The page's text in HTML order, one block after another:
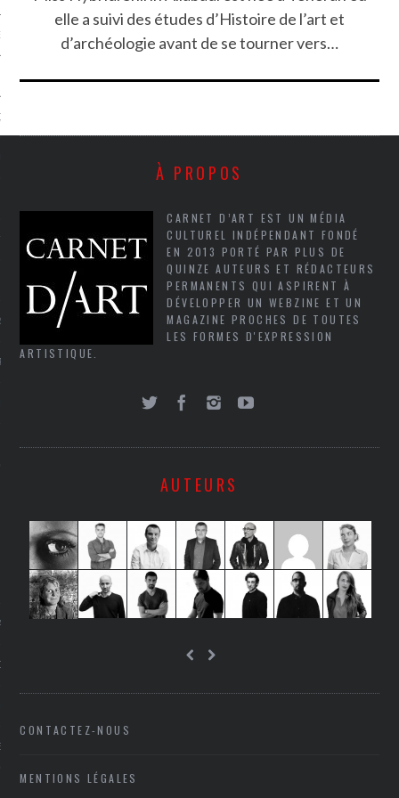
EN VOD
CARAVELLE
PODCAST
elle a suivi des études d’Histoire de l’art et
d’archéologie avant de se tourner vers…
À PROPOS
CARNET D’ART EST UN MÉDIA
CULTUREL INDÉPENDANT FONDÉ
EN 2013 PORTÉ PAR PLUS DE
QUINZE AUTEURS ET RÉDACTEURS
PERMANENTS QUI ASPIRENT À
DÉVELOPPER UN WEBZINE ET UN
MAGAZINE PROCHES DE TOUTES
LES FORMES D'EXPRESSION
ARTISTIQUE.
AUTEURS
CONTACTEZ-NOUS
MENTIONS LÉGALES